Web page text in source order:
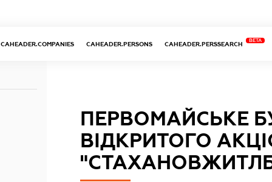
CAHEADER.COMPANIES CAHEADER.PERSONS CAHEADER.PERSSEARCH
BETA
ПЕРВОМАЙСЬКЕ
ВІДКРИТОГО